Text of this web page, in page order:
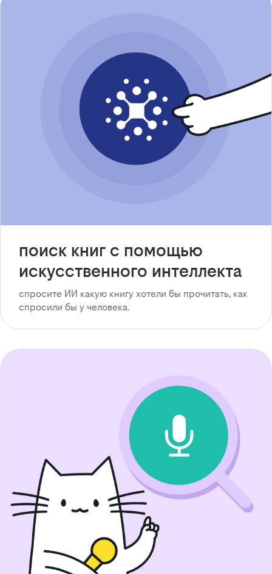
поиск книг с помощью
искусственного интеллекта
спросите ИИ какую книгу хотели бы прочитать, как
спросили бы у человека.